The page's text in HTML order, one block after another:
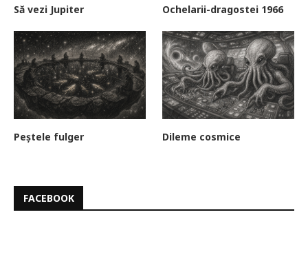
Să vezi Jupiter Ochelarii-dragostei 1966
Peștele fulger Dileme cosmice
FACEBOOK